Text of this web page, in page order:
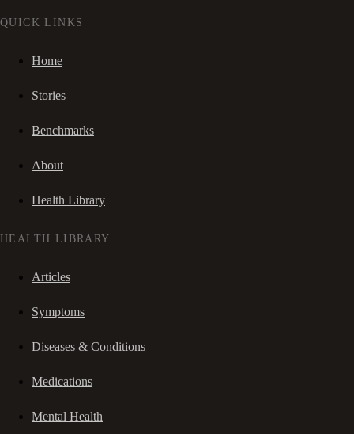
QUICK LINKS
Home
Stories
Benchmarks
About
Health Library
HEALTH LIBRARY
Articles
Symptoms
Diseases & Conditions
Medications
Mental Health